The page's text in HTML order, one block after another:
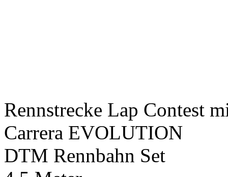
Rennstrecke Lap Contest
Carrera EVOLUTION
DTM Rennbahn Set